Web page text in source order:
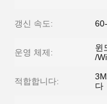
갱신 속도:
운영 체제:
윈
/
적합합니다:
다